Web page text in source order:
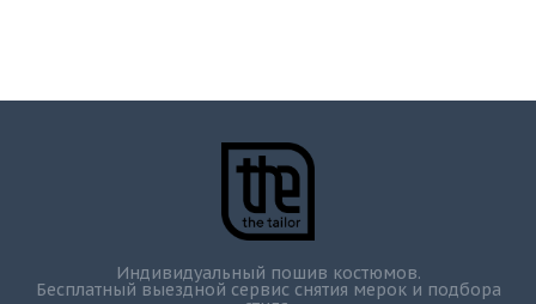
Индивидуальный пошив костюмов.
Бесплатный выездной сервис снятия мерок и подбора